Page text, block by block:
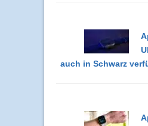
auch in Schwarz